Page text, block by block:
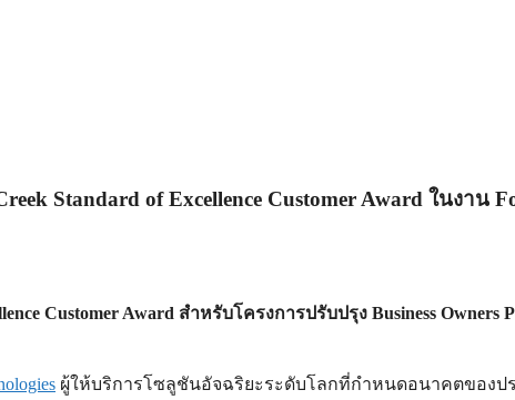
Standard of Excellence Customer Award ในงาน
Customer Award สำหรับโครงการปรับปรุง Business Owners
ผู้ให้บริการโซลูชันอัจฉริยะระดับโลกที่กำหนดอนาคตของ